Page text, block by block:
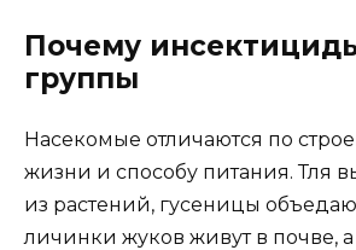
Почему
группы
Насекомые отличаются по
жизни и способу питания. Тля
из растений, гусеницы
личинки жуков живут в почве,